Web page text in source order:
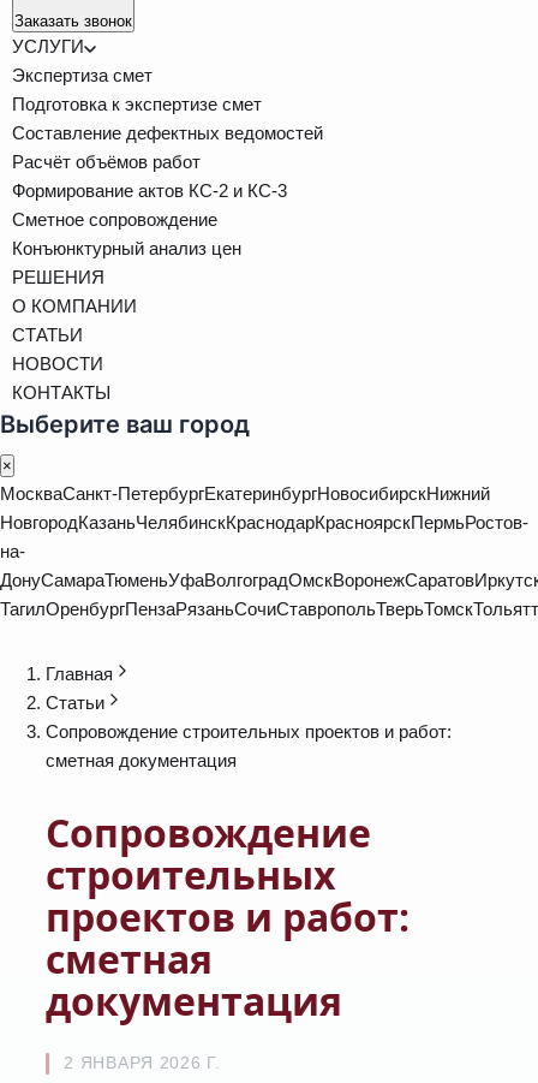
Заказать звонок
УСЛУГИ
Экспертиза смет
Подготовка к экспертизе смет
Составление дефектных ведомостей
Расчёт объёмов работ
Формирование актов КС-2 и КС-3
Сметное сопровождение
Конъюнктурный анализ цен
РЕШЕНИЯ
О КОМПАНИИ
СТАТЬИ
НОВОСТИ
КОНТАКТЫ
Выберите ваш город
×
МоскваСанкт-ПетербургЕкатеринбургНовосибирскНижний
НовгородКазаньЧелябинскКраснодарКрасноярскПермьРостов-
на-
ДонуСамараТюменьУфаВолгоградОмскВоронежСаратов
ТагилОренбургПензаРязаньСочиСтавропольТверьТомск
Главная
Статьи
Сопровождение строительных проектов и работ:
сметная документация
Сопровождение
строительных
проектов и работ:
сметная
документация
2 ЯНВАРЯ 2026 Г.